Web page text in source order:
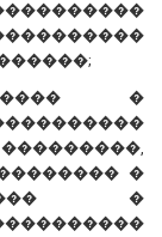
�
�
�